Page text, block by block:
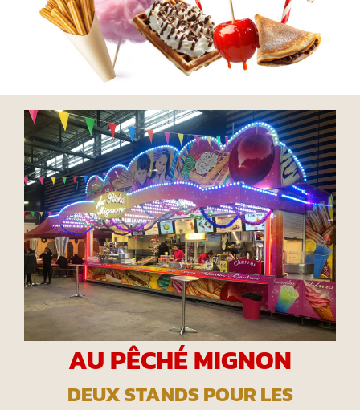
AU PÊCHÉ MIGNON
DEUX STANDS POUR LES